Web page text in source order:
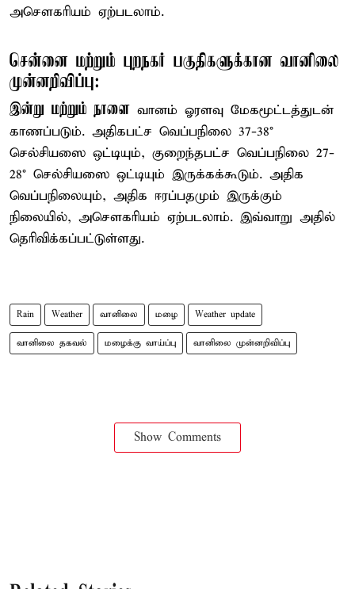
அசௌகரியம் ஏற்படலாம்.
சென்னை மற்றும் புறநகர் பகுதிகளுக்கான வானிலை
முன்னறிவிப்பு:
இன்று மற்றும் நாளை வானம் ஓரளவு மேகமூட்டத்துடன்
காணப்படும். அதிகபட்ச வெப்பநிலை 37-38°
செல்சியஸை ஒட்டியும், குறைந்தபட்ச வெப்பநிலை 27-
28° செல்சியஸை ஒட்டியும் இருக்கக்கூடும். அதிக
வெப்பநிலையும், அதிக ஈரப்பதமும் இருக்கும்
நிலையில், அசௌகரியம் ஏற்படலாம். இவ்வாறு அதில்
தெரிவிக்கப்பட்டுள்ளது.
Rain Weather வானிலை மழை Weather update
வானிலை தகவல் மழைக்கு வாய்ப்பு வானிலை முன்னறிவிப்பு
Show Comments